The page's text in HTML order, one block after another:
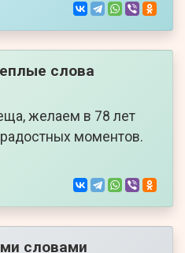
слова
желаем в 78 лет
моментов.
словами